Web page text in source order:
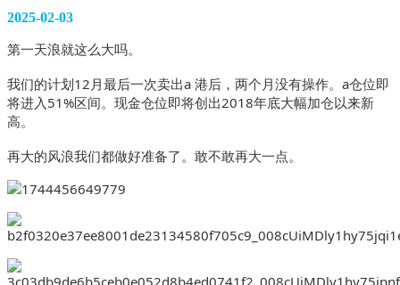
2025-02-03
第一天浪就这么大吗。
我们的计划12月最后一次卖出a 港后，两个月没有操作。a仓位即
将进入51%区间。现金仓位即将创出2018年底大幅加仓以来新
高。
再大的风浪我们都做好准备了。敢不敢再大一点。